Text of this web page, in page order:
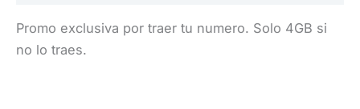
Promo exclusiva por traer tu numero. Solo 4GB si
no lo traes.